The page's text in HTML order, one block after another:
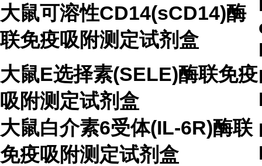
大鼠可溶性CD14(sCD14)酶
联免疫吸附测定试剂盒
大鼠E选择素(SELE)酶联免疫
吸附测定试剂盒
大鼠白介素6受体(IL-6R)酶联
免疫吸附测定试剂盒